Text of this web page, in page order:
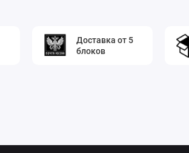
Доставка от 5
блоков